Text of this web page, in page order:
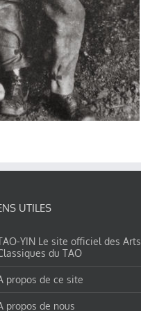
UTILES
YIN Le site officiel des Arts
du TAO
propos de ce site
propos de nous